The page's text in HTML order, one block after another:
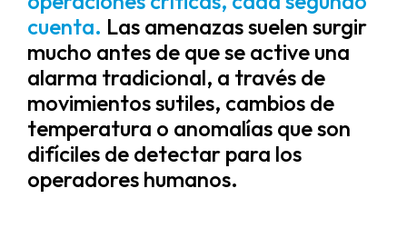
cuenta. Las amenazas suelen surgir
mucho antes de que se active una
alarma tradicional, a través de
movimientos sutiles, cambios de
temperatura o anomalías que son
difíciles de detectar para los
operadores humanos.